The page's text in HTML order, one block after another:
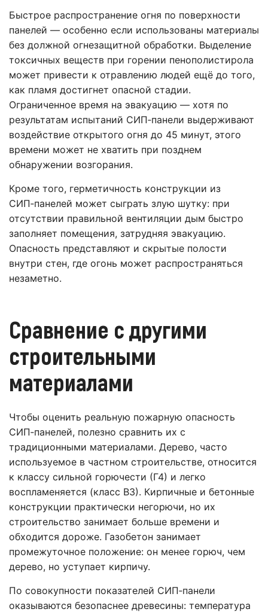
Быстрое распространение огня по поверхности
панелей — особенно если использованы материалы
без должной огнезащитной обработки. Выделение
токсичных веществ при горении пенополистирола
может привести к отравлению людей ещё до того,
как пламя достигнет опасной стадии.
Ограниченное время на эвакуацию — хотя по
результатам испытаний СИП‑панели выдерживают
воздействие открытого огня до 45 минут, этого
времени может не хватить при позднем
обнаружении возгорания.
Кроме того, герметичность конструкции из
СИП‑панелей может сыграть злую шутку: при
отсутствии правильной вентиляции дым быстро
заполняет помещения, затрудняя эвакуацию.
Опасность представляют и скрытые полости
внутри стен, где огонь может распространяться
незаметно.
Сравнение с другими
строительными
материалами
Чтобы оценить реальную пожарную опасность
СИП‑панелей, полезно сравнить их с
традиционными материалами. Дерево, часто
используемое в частном строительстве, относится
к классу сильной горючести (Г4) и легко
воспламеняется (класс В3). Кирпичные и бетонные
конструкции практически негорючи, но их
строительство занимает больше времени и
обходится дороже. Газобетон занимает
промежуточное положение: он менее горюч, чем
дерево, но уступает кирпичу.
По совокупности показателей СИП‑панели
оказываются безопаснее древесины: температура